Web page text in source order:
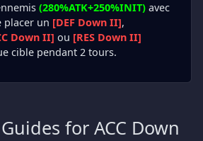
(280%ATK+250%INIT) avec
placer un [DEF Down II],
Down II] ou [RES Down II]
cible pendant 2 tours.
for ACC Down